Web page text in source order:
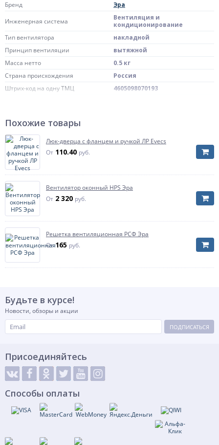
Бренд
Эра
Инженерная система
Вентиляция и
кондиционирование
Тип вентилятора
накладной
Принцип вентиляции
вытяжной
Масса нетто
0.5 кг
Страна происхождения
Россия
Штрих-код на одну ТМЦ
4605098070193
Размер
Цвет
белый
Похожие товары
Люк-дверца с фланцем и ручкой ЛР Evecs
От 110.40 руб.
Вентилятор оконный HPS Эра
От 2 320 руб.
Решетка вентиляционная РСФ Эра
От165 руб.
Будьте в курсе!
Новости, обзоры и акции
ПОДПИСАТЬСЯ
Присоединяйтесь
Способы оплаты